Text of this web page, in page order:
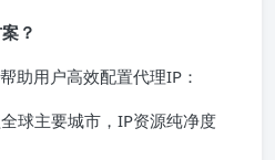
？
助用户高效配置代理IP：
球主要城市，IP资源纯净度